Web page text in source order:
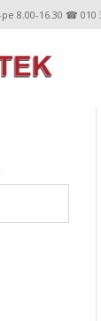
pe 8.00-16.30 ☎